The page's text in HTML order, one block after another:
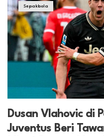
Sepakbola
Dusan Vlahovic di
Juventus Beri